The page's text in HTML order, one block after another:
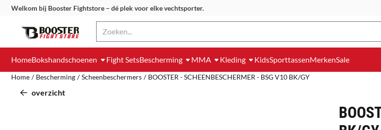
Cookievoorkeuren zijn momenteel gesloten.
Welkom bij Booster Fightstore – dé plek voor elke vechtsporter.
HomeBokshandschoenen Fight SetsBescherming MMA Kleding KidsSporttassenMerkenSale
Home / Bescherming / Scheenbeschermers / BOOSTER - SCHEENBESCHERMER - BSG V10 BK/GY
overzicht